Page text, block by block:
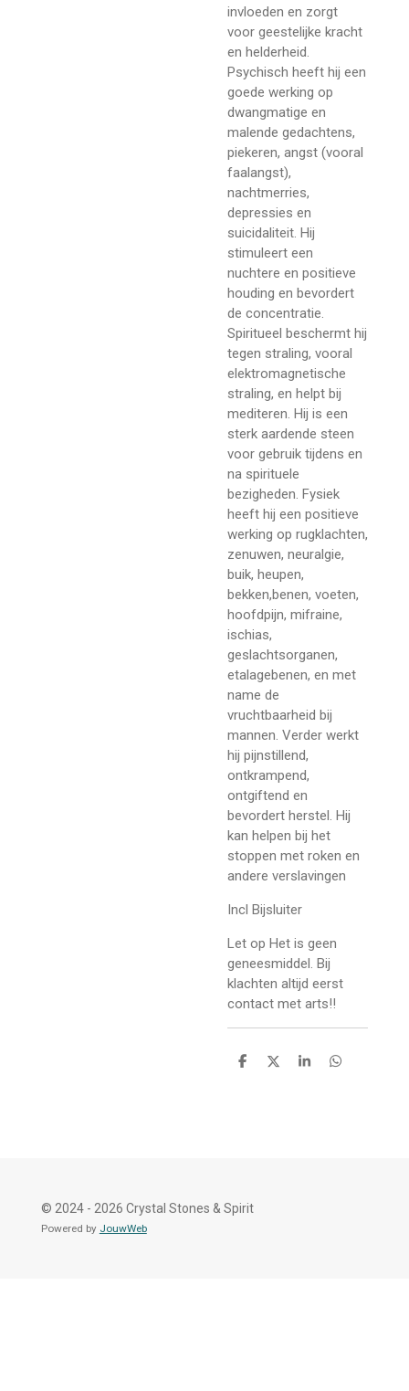
invloeden en zorgt
voor geestelijke kracht
en helderheid.
Psychisch heeft hij een
goede werking op
dwangmatige en
malende gedachtens,
piekeren, angst (vooral
faalangst),
nachtmerries,
depressies en
suicidaliteit. Hij
stimuleert een
nuchtere en positieve
houding en bevordert
de concentratie.
Spiritueel beschermt hij
tegen straling, vooral
elektromagnetische
straling, en helpt bij
mediteren. Hij is een
sterk aardende steen
voor gebruik tijdens en
na spirituele
bezigheden. Fysiek
heeft hij een positieve
werking op rugklachten,
zenuwen, neuralgie,
buik, heupen,
bekken,benen, voeten,
hoofdpijn, mifraine,
ischias,
geslachtsorganen,
etalagebenen, en met
name de
vruchtbaarheid bij
mannen. Verder werkt
hij pijnstillend,
ontkrampend,
ontgiftend en
bevordert herstel. Hij
kan helpen bij het
stoppen met roken en
andere verslavingen
Incl Bijsluiter
Let op Het is geen
geneesmiddel. Bij
klachten altijd eerst
contact met arts!!
D
D
S
D
© 2024 - 2026 Crystal Stones & Spirit
Powered by JouwWeb